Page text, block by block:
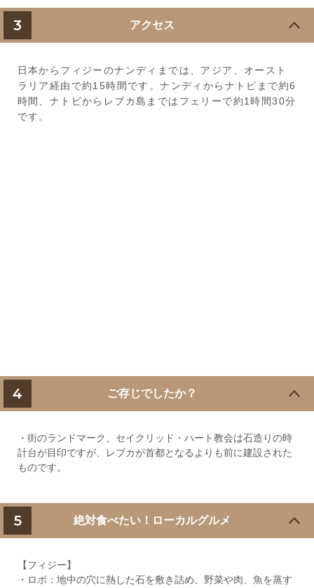
3 アクセス
日本からフィジーのナンディまでは、アジア、オースト
ラリア経由で約15時間です。ナンディからナトビまで約6
時間、ナトビからレブカ島まではフェリーで約1時間30分
です。
4 ご存じでしたか？
・街のランドマーク、セイクリッド・ハート教会は石造りの時
計台が目印ですが、レブカが首都となるよりも前に建設された
ものです。
5 絶対食べたい！ローカルグルメ
【フィジー】
・ロボ：地中の穴に熱した石を敷き詰め、野菜や肉、魚を蒸す